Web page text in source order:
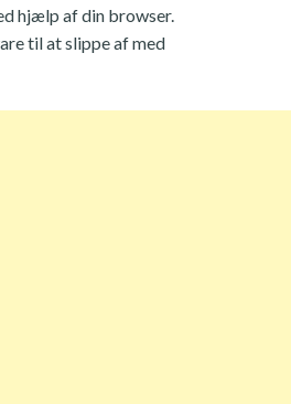
hjælp af din browser.
til at slippe af med